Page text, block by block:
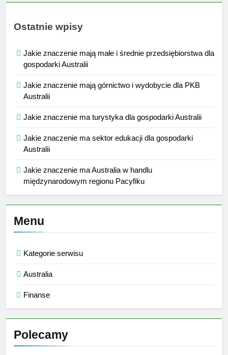
Ostatnie wpisy
Jakie znaczenie mają małe i średnie przedsiębiorstwa dla
gospodarki Australii
Jakie znaczenie mają górnictwo i wydobycie dla PKB
Australii
Jakie znaczenie ma turystyka dla gospodarki Australii
Jakie znaczenie ma sektor edukacji dla gospodarki
Australii
Jakie znaczenie ma Australia w handlu
międzynarodowym regionu Pacyfiku
Menu
Kategorie serwisu
Australia
Finanse
Polecamy